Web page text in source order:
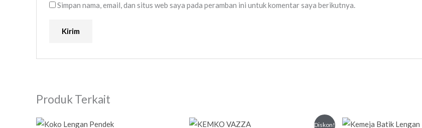
Simpan nama, email, dan situs web saya pada peramban ini untuk komentar saya berikutnya.
Produk Terkait
Diskon!
Harga